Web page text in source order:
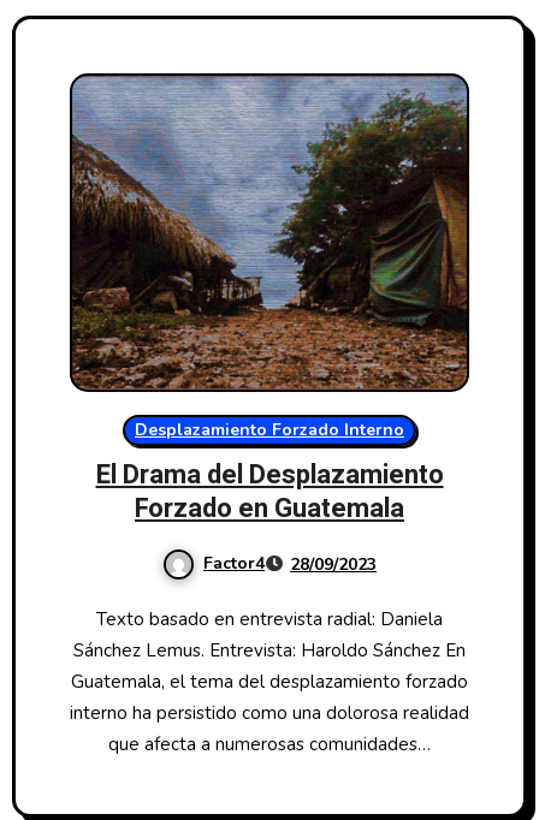
Desplazamiento Forzado Interno
El Drama del Desplazamiento
Forzado en Guatemala
Factor4 28/09/2023
Texto basado en entrevista radial: Daniela
Sánchez Lemus. Entrevista: Haroldo Sánchez En
Guatemala, el tema del desplazamiento forzado
interno ha persistido como una dolorosa realidad
que afecta a numerosas comunidades…